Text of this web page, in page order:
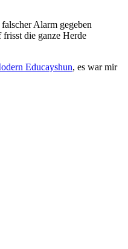
Alarm gegeben
die ganze Herde
Educayshun, es war mir